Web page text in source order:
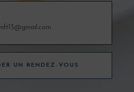
UN RENDEZ-VOUS